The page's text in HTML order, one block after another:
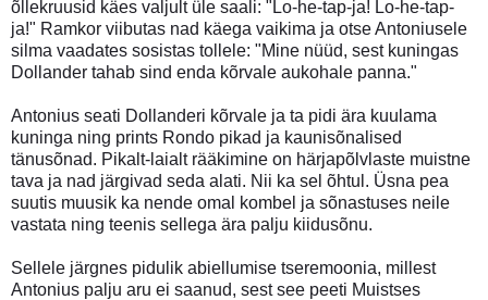
õllekruusid käes valjult üle saali: "Lo-he-tap-ja! Lo-he-tap-
ja!" Ramkor viibutas nad käega vaikima ja otse Antoniusele
silma vaadates sosistas tollele: "Mine nüüd, sest kuningas
Dollander tahab sind enda kõrvale aukohale panna."
Antonius seati Dollanderi kõrvale ja ta pidi ära kuulama
kuninga ning prints Rondo pikad ja kaunisõnalised
tänusõnad. Pikalt-laialt rääkimine on härjapõlvlaste muistne
tava ja nad järgivad seda alati. Nii ka sel õhtul. Üsna pea
suutis muusik ka nende omal kombel ja sõnastuses neile
vastata ning teenis sellega ära palju kiidusõnu.
Sellele järgnes pidulik abiellumise tseremoonia, millest
Antonius palju aru ei saanud, sest see peeti Muistses